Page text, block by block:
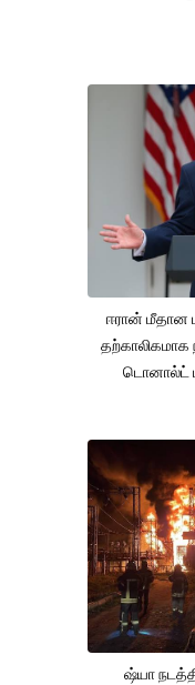
ஈரான் மீதான
தற்காலிகமாக
டொனால்ட்
ஷ்யா